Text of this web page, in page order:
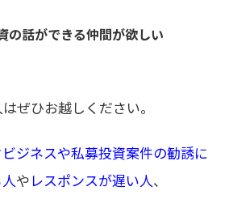
の話ができる仲間が欲しい
ぜひお越しください。
ジネスや私募投資案件の勧誘に
やレスポンスが遅い人、